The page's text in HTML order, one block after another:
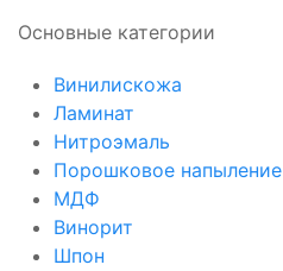
Основные категории
Винилискожа
Ламинат
Нитроэмаль
Порошковое напыление
МДФ
Винорит
Шпон